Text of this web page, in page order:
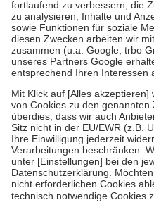
Diese Regeln gelten
Bei Heilmitteln und häuslicher
Zuzahlung zehn Prozent der
Verordnung.
Um das Engagement der
stärken und die besondere
fallenkeine Zuzahlungenan bei:
• Kindern und Jugendlichen bis
mit Ausnahme der Fahrkosten
• Untersuchungen zur Vorsorge
GKV getragen werden
• empfohlenen Schutzimpfungen
• Harn- und Blutteststreifen